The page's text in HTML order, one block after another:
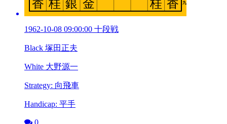
1962-10-08 09:00:00 十段戦
Black 塚田正夫
White 大野源一
Strategy: 向飛車
Handicap: 平手
0